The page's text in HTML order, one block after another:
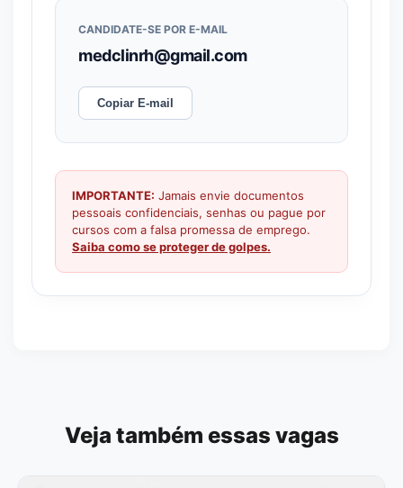
CANDIDATE-SE POR E-MAIL
medclinrh@gmail.com
Copiar E-mail
IMPORTANTE: Jamais envie documentos
pessoais confidenciais, senhas ou pague por
cursos com a falsa promessa de emprego.
Saiba como se proteger de golpes.
Veja também essas vagas